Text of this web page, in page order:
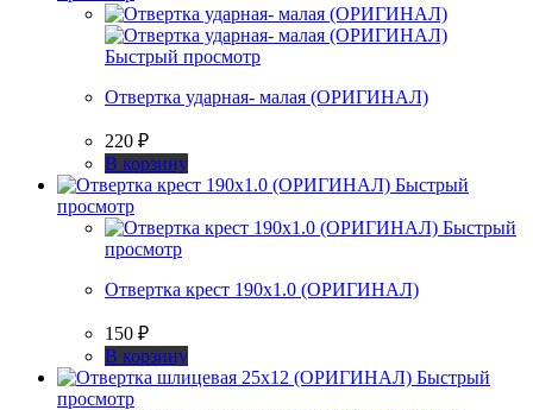
Быстрый просмотр
Отвертка ударная- малая (ОРИГИНАЛ)
220 ₽
В корзину
Быстрый
просмотр
Быстрый
просмотр
Отвертка крест 190х1.0 (ОРИГИНАЛ)
150 ₽
В корзину
Быстрый
просмотр